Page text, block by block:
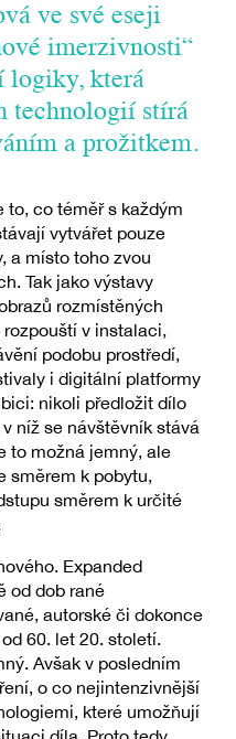
ve své eseji
imerzivnosti“
logiky, která
technologií stírá
a prožitkem.
to, co téměř s každým
vytvářet pouze
a místo toho zvou
Tak jako výstavy
rozmístěných
v instalaci,
podobu prostředí,
i digitální platformy
nikoli předložit dílo
níž se návštěvník stává
to možná jemný, ale
směrem k pobytu,
směrem k určité
Expanded
od dob rané
autorské či dokonce
60. let 20. století.
Avšak v posledním
o co nejintenzivnější
které umožňují